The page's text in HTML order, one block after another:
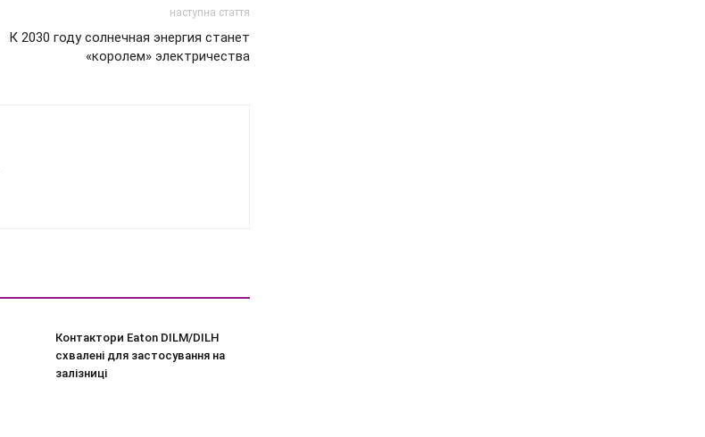
наступна стаття
К 2030 году солнечная энергия станет
«королем» электричества
Контактори Eaton DILM/DILH
схвалені для застосування на
залізниці